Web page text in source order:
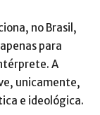
no Brasil,
para
A
unicamente,
e ideológica.